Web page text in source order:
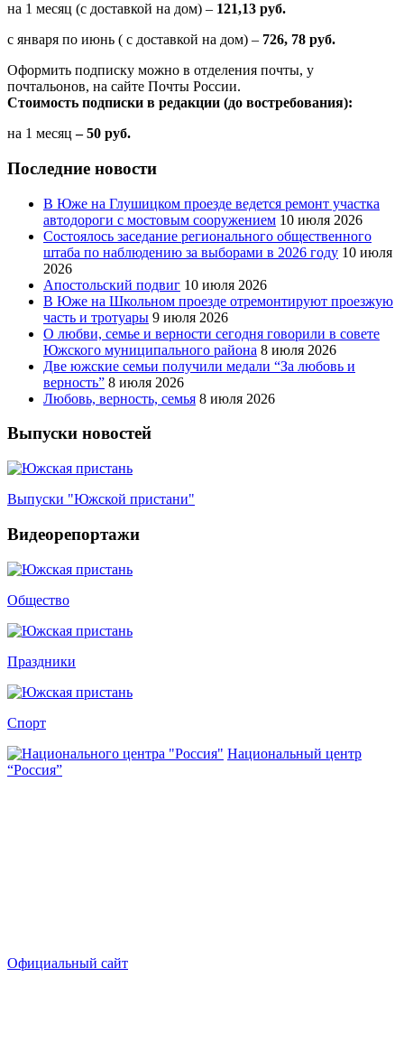
на 1 месяц (с доставкой на дом) – 121,13 руб.
с января по июнь ( с доставкой на дом) – 726, 78 руб.
Оформить подписку можно в отделения почты, у
почтальонов, на сайте Почты России.
Стоимость подписки в редакции (до востребования):
на 1 месяц – 50 руб.
Последние новости
В Юже на Глушицком проезде ведется ремонт участка
автодороги с мостовым сооружением 10 июля 2026
Состоялось заседание регионального общественного
штаба по наблюдению за выборами в 2026 году 10 июля
2026
Апостольский подвиг 10 июля 2026
В Юже на Школьном проезде отремонтируют проезжую
часть и тротуары 9 июля 2026
О любви, семье и верности сегодня говорили в совете
Южского муниципального района 8 июля 2026
Две южские семьи получили медали “За любовь и
верность” 8 июля 2026
Любовь, верность, семья 8 июля 2026
Выпуски новостей
Выпуски "Южской пристани"
Видеорепортажи
Общество
Праздники
Спорт
Национальный центр
“Россия”
Официальный сайт